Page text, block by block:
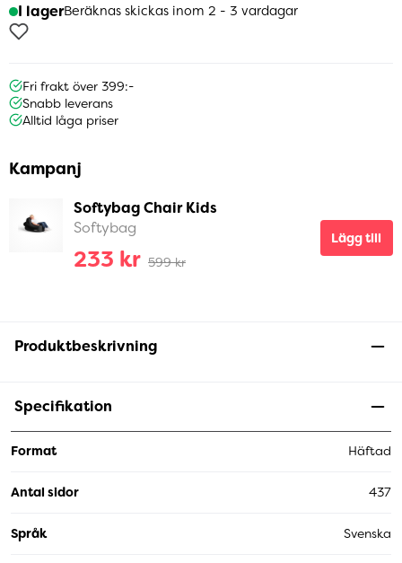
I lagerBeräknas skickas inom 2 - 3 vardagar
Fri frakt över 399:-
Snabb leverans
Alltid låga priser
Kampanj
Softybag Chair Kids
Softybag
233 kr 599 kr
Lägg till
Produktbeskrivning
Specifikation
Format Häftad
Antal sidor 437
Språk Svenska